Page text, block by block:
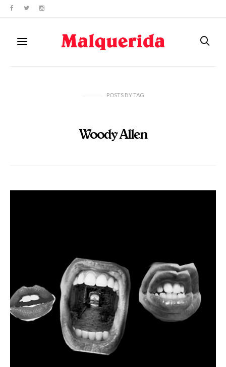
POSTS BYTAG
Woody Allen